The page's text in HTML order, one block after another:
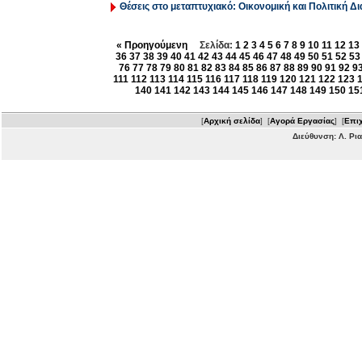
Θέσεις στο μεταπτυχιακό: Οικονομική και
« ΠροηγούμενηΣελίδα: 1 2 3 4 5 6 7 8 9 10 11 12 13
36 37 38 39 40 41 42 43 44 45 46 47 48 49 50 51 52 53
76 77 78 79 80 81 82 83 84 85 86 87 88 89 90 91 92
111 112 113 114 115 116 117 118 119 120 121 122 123
140 141 142 143 144 145 146 147 148 149 150
[Αρχική σελίδα] [Αγορά Εργασίας] [
Διεύθυνση: Λ.